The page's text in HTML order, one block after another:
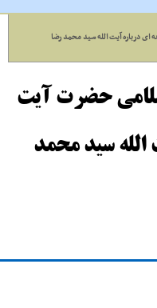
اى درباره آیت الله سید محمد رضا
حضرت آیت
الله سید محمد